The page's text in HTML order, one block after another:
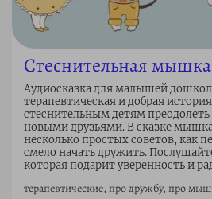
Стеснительная мышка
Аудиосказка для малышей
терапевтическая и добрая
стеснительным детям преодолеть
новыми друзьями. В сказке
несколько простых советов, как
смело начать дружить.
которая подарит уверенность и
терапевтические, про дружбу, про